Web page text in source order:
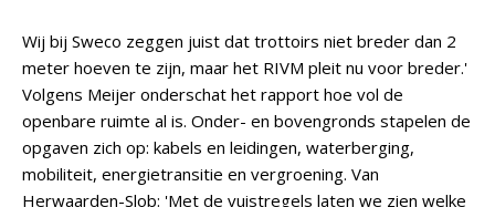
Wij bij Sweco zeggen juist dat trottoirs niet breder dan 2
meter hoeven te zijn, maar het RIVM pleit nu voor breder.'
Volgens Meijer onderschat het rapport hoe vol de
openbare ruimte al is. Onder- en bovengronds stapelen de
opgaven zich op: kabels en leidingen, waterberging,
mobiliteit, energietransitie en vergroening. Van
Herwaarden-Slob: 'Met de vuistregels laten we zien welke